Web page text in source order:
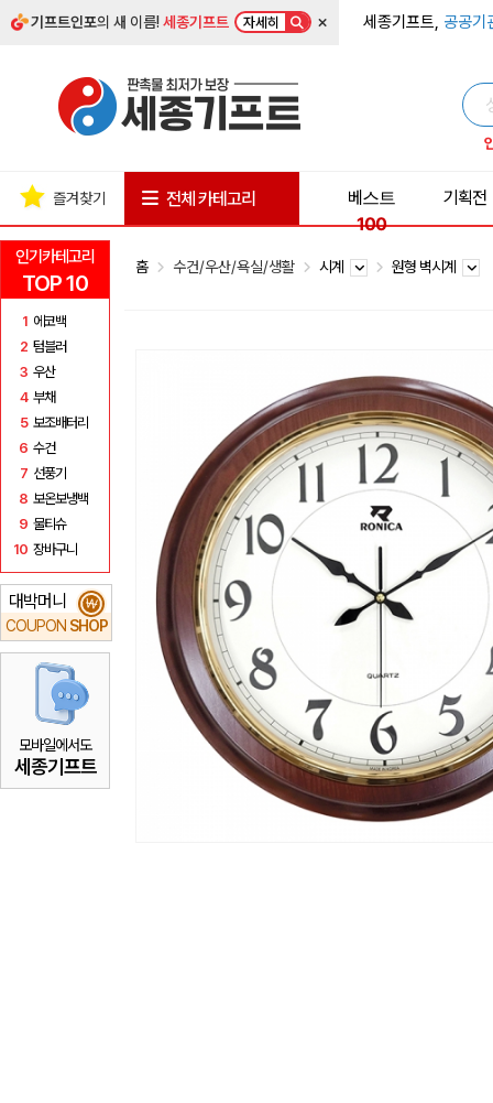
기프트인포의 새 이름!세종기프트 자세히 × 세종기프트, 공공기
인기카테고리
TOP 10
1 에코백
2 텀블러
3 우산
4 부채
5 보조배터리
6 수건
7 선풍기
8 보온보냉백
9 물티슈
10 장바구니
대박머니
COUPON SHOP
₩
모바일에서도
세종기프트
즐겨찾기 전체 카테고리
베스트
100
기획전
홈 수건/우산/욕실/생활 시계 원형 벽시계